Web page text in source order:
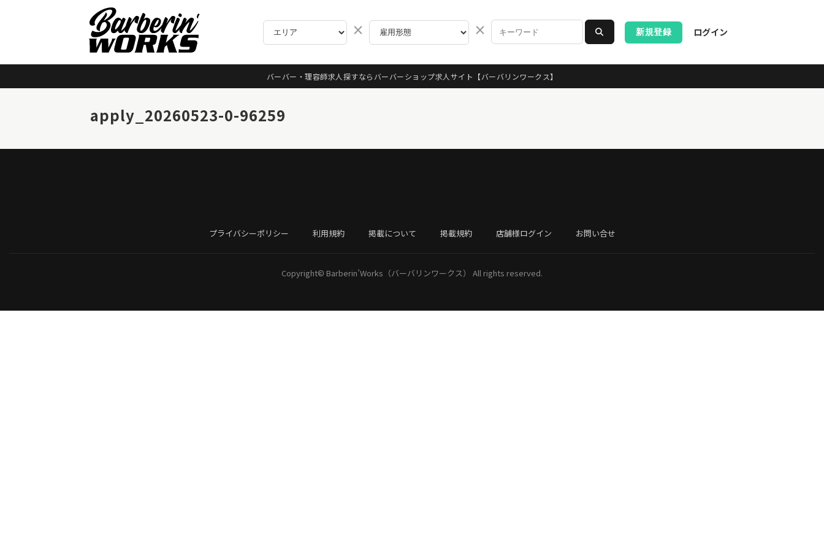
× × 新規登録 ログイン
バーバー・理容師求人探すならバーバーショップ求人サイト 【バーバリンワークス】
apply_20260523-0-96259
プライバシーポリシー 利用規約 掲載について 掲載規約 店舗様ログイン お問い合せ
Copyright© Barberin’Works（バーバリンワークス） All rights reserved.